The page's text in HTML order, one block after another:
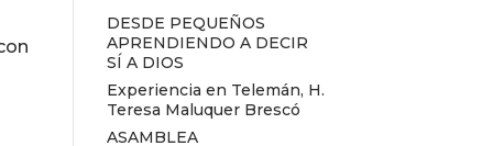
DESDE PEQUEÑOS
APRENDIENDO A DECIR
SÍ A DIOS
Experiencia en Telemán, H.
Teresa Maluquer Brescó
ASAMBLEA